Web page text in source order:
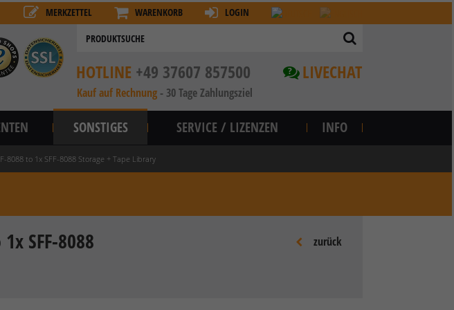
MERKZETTEL WARENKORB LOGIN
? LIVECHAT
HOTLINE +49 37607 857500
Kauf auf Rechnung - 30 Tage Zahlungsziel
SONSTIGES SERVICE / LIZENZEN INFO
8088 to 1x SFF-8088 Storage + Tape Library
zurück
SFF-8088